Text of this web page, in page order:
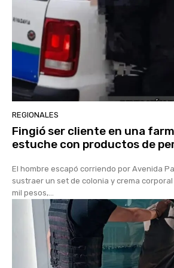
REGIONALES
Fingió ser cliente en una
estuche con productos de
El hombre escapó corriendo por Avenida
sustraer un set de colonia y crema corporal
mil pesos,...